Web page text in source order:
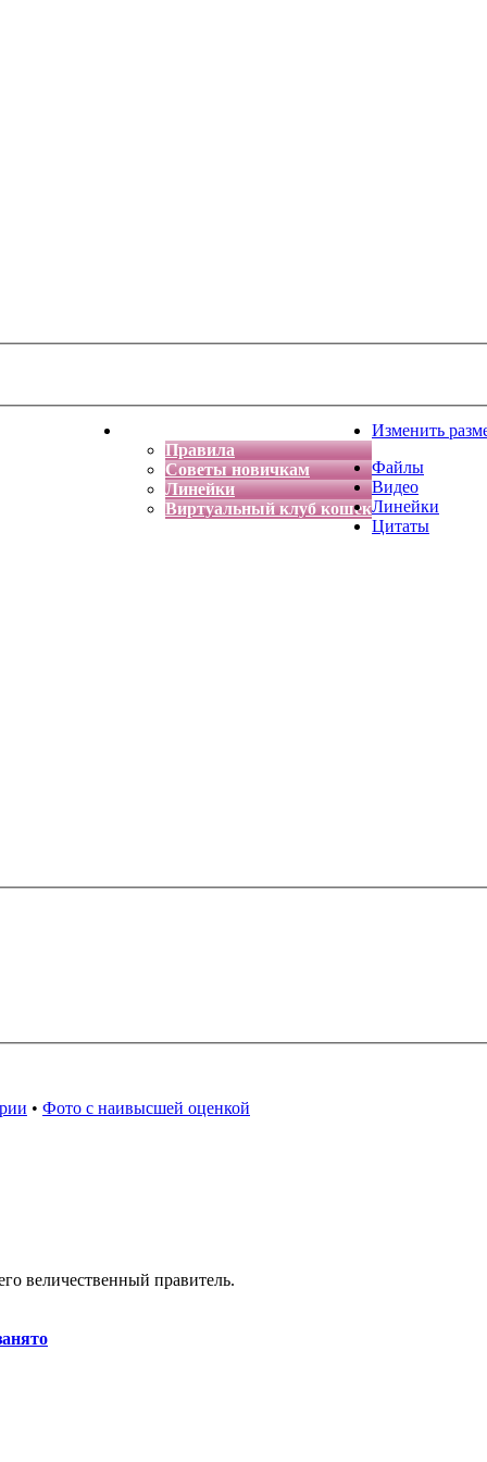
фантазия
Правила
Советы новичкам
Линейки
Виртуальный клуб кошек
Изменить
Файлы
Видео
Линейки
Цитаты
• Фото с наивысшей оценкой
величественный правитель.